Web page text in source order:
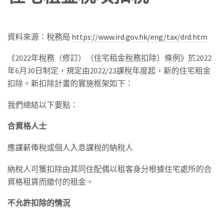
資料來源：稅務局 https://www.ird.gov.hk/eng/tax/drd.htm
《2022年稅務（修訂）（住宅租金稅務扣除）條例》於2022
年6月30日制定，規定由2022/23課稅年度起，新的住宅租金
扣除。新扣除計畫的實施框架如下：
我們總結以下要點：
合資格人士
應課薪俸稅或個人入息課稅的納稅人
納稅人可獲扣除由其同住配偶以租客身分根據住宅處所的合
資格租賃而繳付的租金。
不允許扣除的情況